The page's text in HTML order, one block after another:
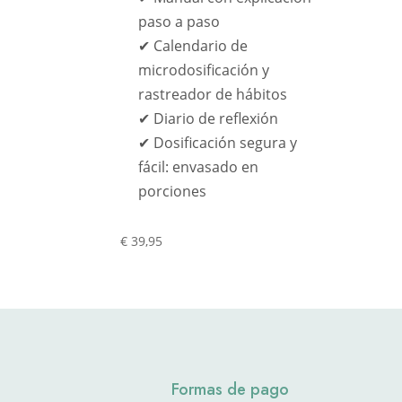
paso a paso
✔ Calendario de
microdosificación y
rastreador de hábitos
✔ Diario de reflexión
✔ Dosificación segura y
fácil: envasado en
porciones
€ 39,95
Formas de pago